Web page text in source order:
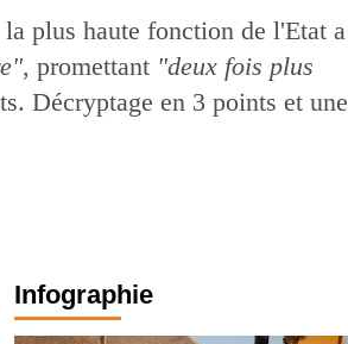
plus haute fonction de l'Etat a
, promettant "deux fois plus
Décryptage en 3 points et une
Infographie